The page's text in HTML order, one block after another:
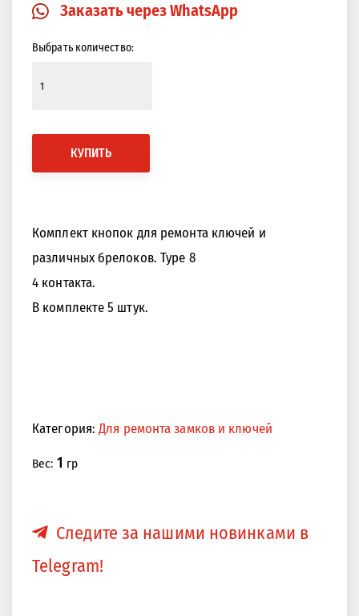
Заказать через WhatsApp
Выбрать количество:
КУПИТЬ
Комплект кнопок для ремонта ключей и
различных брелоков. Type 8
4 контакта.
В комплекте 5 штук.
Категория:Для ремонта замков и ключей
Вес: 1 гр
Следите за нашими новинками в
Telegram!